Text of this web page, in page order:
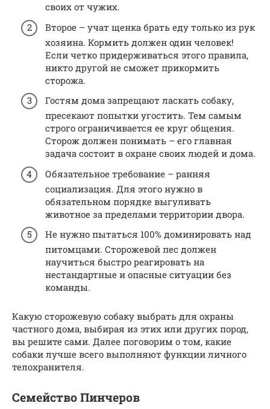
своих от чужих.
Второе – учат щенка брать еду только из рук
хозяина. Кормить должен один человек!
Если четко придерживаться этого правила,
никто другой не сможет прикормить
сторожа.
Гостям дома запрещают ласкать собаку,
пресекают попытки угостить. Тем самым
строго ограничивается ее круг общения.
Сторож должен понимать – его главная
задача состоит в охране своих людей и дома.
Обязательное требование – ранняя
социализация. Для этого нужно в
обязательном порядке выгуливать
животное за пределами территории двора.
Не нужно пытаться 100% доминировать над
питомцами. Сторожевой пес должен
научиться быстро реагировать на
нестандартные и опасные ситуации без
команды.
Какую сторожевую собаку выбрать для охраны
частного дома, выбирая из этих или других пород,
вы решите сами. Далее поговорим о том, какие
собаки лучше всего выполняют функции личного
телохранителя.
Семейство Пинчеров